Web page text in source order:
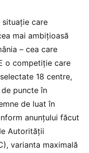
situație care
mai ambițioasă
– cea care
o competiție care
18 centre,
puncte în
de luat în
anunțului făcut
Autorității
varianta maximală